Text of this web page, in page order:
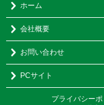
ホーム
会社概要
お問い合わせ
PCサイト
プライバシー